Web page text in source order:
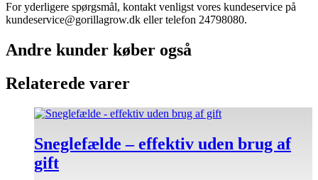
For yderligere spørgsmål, kontakt venligst vores kundeservice på
kundeservice@gorillagrow.dk eller telefon 24798080.
Andre kunder køber også
Relaterede varer
Sneglefælde – effektiv uden brug af
gift